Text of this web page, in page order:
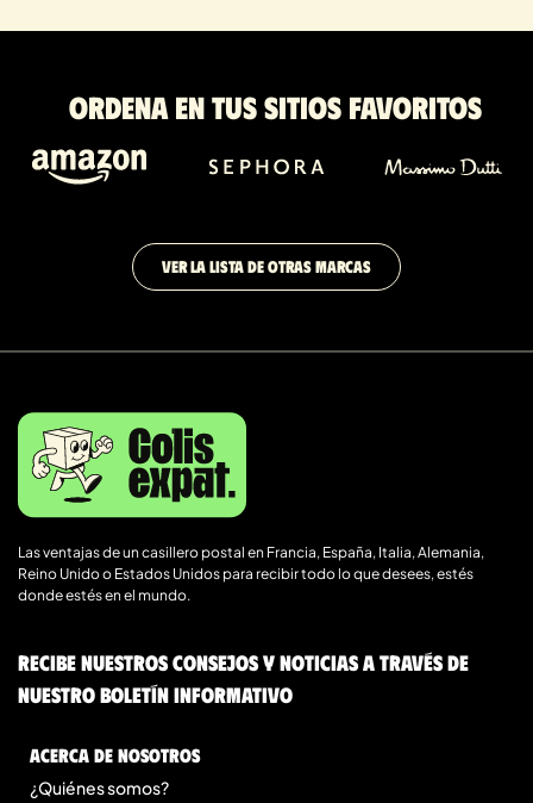
Ordena en tus sitios favoritos
VER LA LISTA DE OTRAS MARCAS
Las ventajas de un casillero postal en Francia, España, Italia, Alemania,
Reino Unido o Estados Unidos para recibir todo lo que desees, estés
donde estés en el mundo.
Recibe nuestros consejos y noticias a través de
nuestro boletín informativo
Acerca de nosotros
¿Quiénes somos?